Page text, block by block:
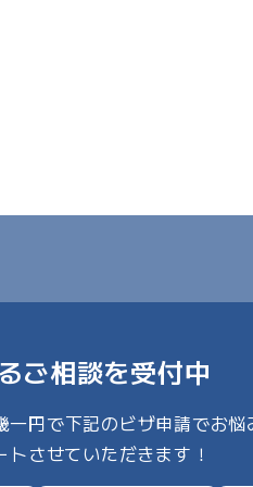
ご相談を受付中
円で下記のビザ申請でお悩
させていただきます！